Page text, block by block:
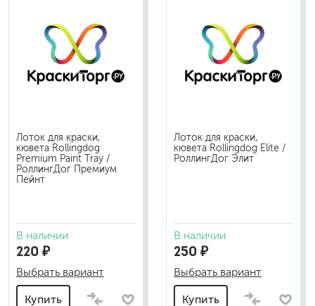
Лоток для краски,
кювета Rollingdog
Premium Paint Tray /
РоллингДог Премиум
Пейнт
В наличии
220 ₽
Выбрать вариант
Купить
Лоток для краски,
кювета Rollingdog Elite /
РоллингДог Элит
В наличии
250 ₽
Выбрать вариант
Купить